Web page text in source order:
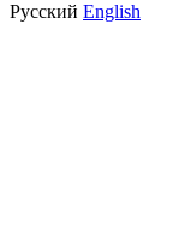
Русский English